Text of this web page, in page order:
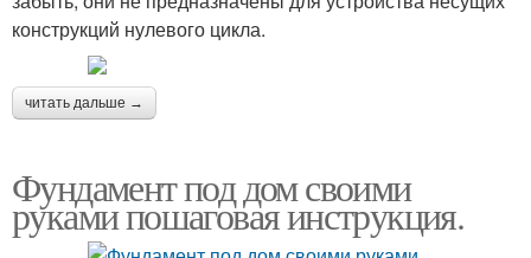
конструкций нулевого цикла.
читать дальше →
Фундамент под дом своими
руками пошаговая инструкция.